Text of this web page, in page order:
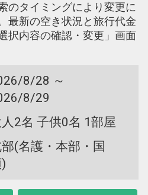
のタイミングにより変更に
最新の空き状況と旅行代金
択内容の確認・変更」画面
8/28 ～
8/29
2名 子供0名 1部屋
(名護・本部・国